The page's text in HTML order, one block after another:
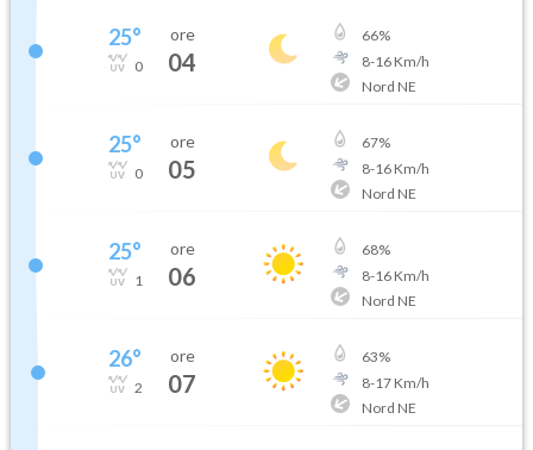
25°
0
ore
04
66%
8-16Km/h
Nord NE
25°
0
ore
05
67%
8-16Km/h
Nord NE
25°
1
ore
06
68%
8-16Km/h
Nord NE
26°
2
ore
07
63%
8-17Km/h
Nord NE